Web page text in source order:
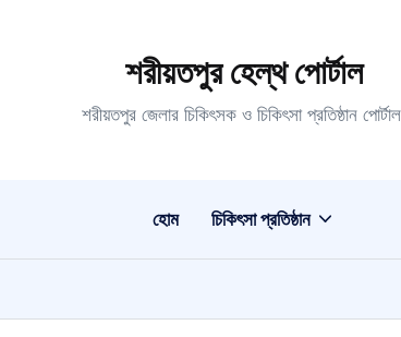
শরীয়তপুর হেল্থ পোর্টাল
শরীয়তপুর জেলার চিকিৎসক ও চিকিৎসা প্রতিষ্ঠান
হোম চিকিৎসা প্রতিষ্ঠান